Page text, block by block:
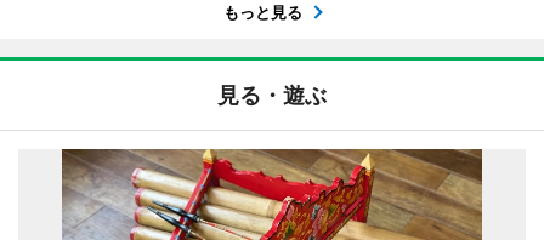
もっと見る
見る・遊ぶ